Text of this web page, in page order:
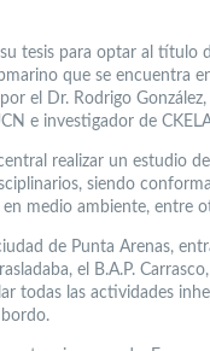
tesis para optar al título
que se encuentra
el Dr. Rodrigo González,
e investigador de
realizar un estudio
siendo
medio ambiente, entre
de Punta Arenas,
el B.A.P.
todas las actividades